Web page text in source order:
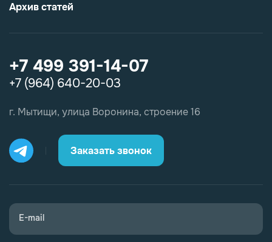
+7 499 391-14-07
+7 (964) 640-20-03
г. Мытищи, улица Воронина, строение 16
Заказать звонок
Архив статей
E-mail